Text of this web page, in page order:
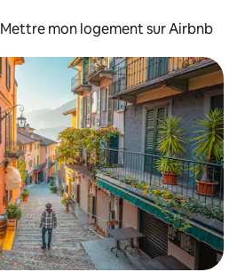
Mettre mon logement sur Airbnb